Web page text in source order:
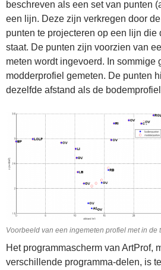
beschreven als een set van punten
een lijn. Deze zijn verkregen door
punten te projecteren op een lijn die
staat. De punten zijn voorzien van
meten wordt ingevoerd. In sommige
modderprofiel gemeten. De punten
dezelfde afstand als de
Voorbeeld van een ingemeten profiel met in
Het programmascherm van ArtProf,
verschillende programma-delen, is